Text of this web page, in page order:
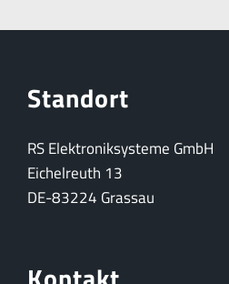
Standort
RS Elektroniksysteme GmbH
Eichelreuth 13
DE-83224 Grassau